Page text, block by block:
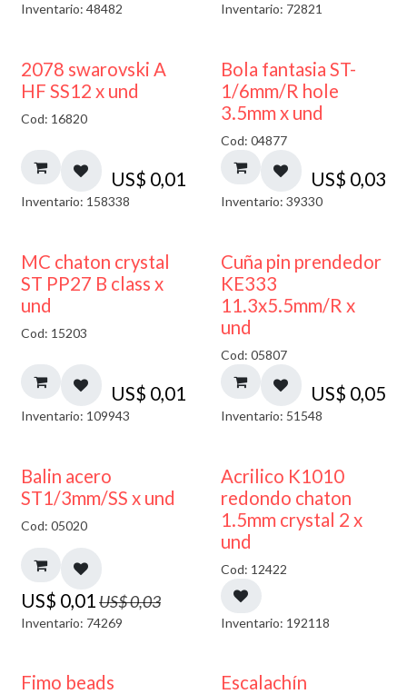
Inventario: 48482 Inventario: 72821
2078 swarovski A
HF SS12 x und
Cod: 16820
US$ 0,01
Inventario: 158338
Bola fantasia ST-
1/6mm/R hole
3.5mm x und
Cod: 04877
US$ 0,03
Inventario: 39330
MC chaton crystal
ST PP27 B class x
und
Cod: 15203
US$ 0,01
Inventario: 109943
Cuña pin prendedor
KE333
11.3x5.5mm/R x
und
Cod: 05807
US$ 0,05
Inventario: 51548
50% DESCUENTO
Balin acero
ST1/3mm/SS x und
Cod: 05020
US$ 0,01US$0,03
Inventario: 74269
50% DESCUENTO
Acrilico K1010
redondo chaton
1.5mm crystal 2 x
und
Cod: 12422
Inventario: 192118
Fimo beads
Escalachín